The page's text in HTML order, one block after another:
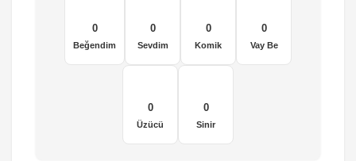
0
Beğendim
0
Sevdim
0
Komik
0
Vay Be
0
Üzücü
0
Sinir